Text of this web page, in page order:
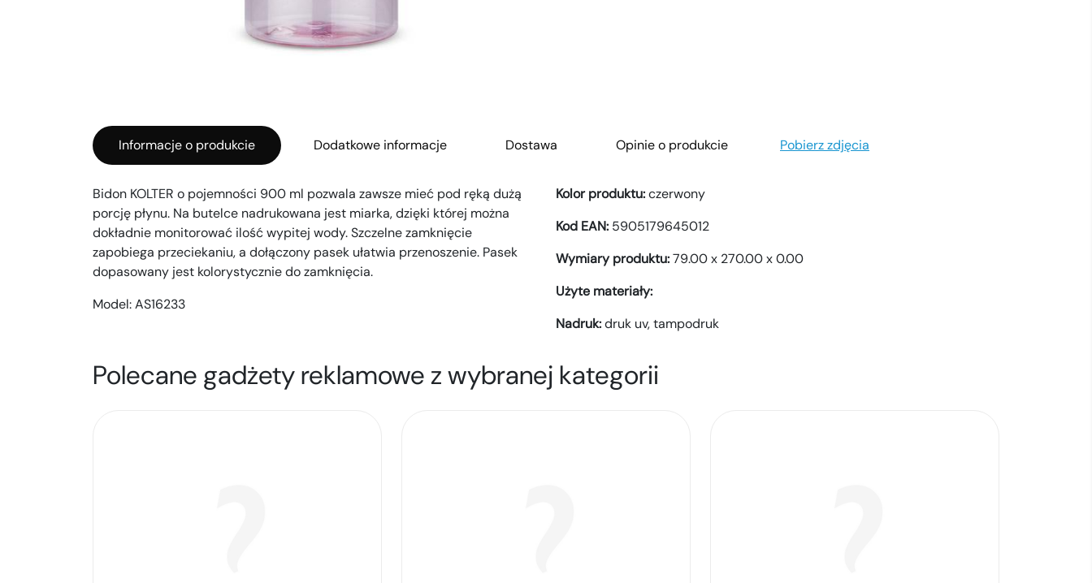
Informacje o produkcie Dodatkowe informacje Dostawa Opinie o produkcie Pobierz zdjęcia
Bidon KOLTER o pojemności 900 ml pozwala zawsze mieć pod ręką dużą
porcję płynu. Na butelce nadrukowana jest miarka, dzięki której można
dokładnie monitorować ilość wypitej wody. Szczelne zamknięcie
zapobiega przeciekaniu, a dołączony pasek ułatwia przenoszenie. Pasek
dopasowany jest kolorystycznie do zamknięcia.
Model:AS16233
Kolor produktu:czerwony
Kod EAN: 5905179645012
Wymiary produktu:79.00 x 270.00 x 0.00
Użyte materiały:
Nadruk:druk uv,tampodruk
Polecane gadżety reklamowe z wybranej kategorii